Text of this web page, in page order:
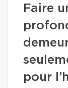
Faire
pour